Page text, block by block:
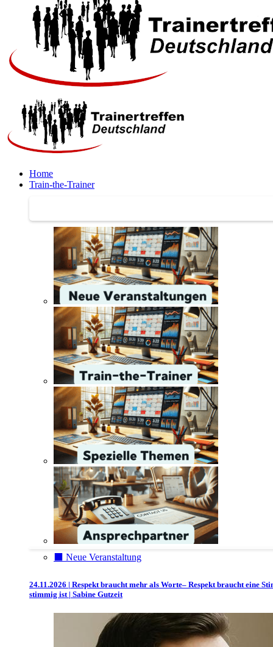
Home
Train-the-Trainer
⬛️ Neue Veranstaltung
24.11.2026 | Respekt braucht mehr als Worte– Respekt braucht eine
stimmig ist | Sabine Gutzeit